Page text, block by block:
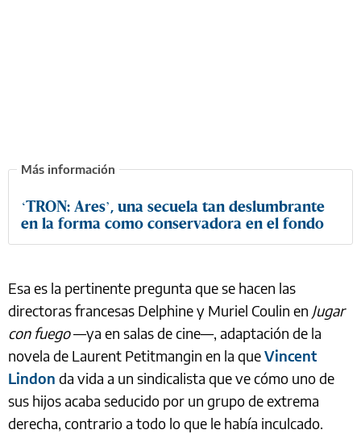
‘TRON: Ares’, una secuela tan deslumbrante
en la forma como conservadora en el fondo
Esa es la pertinente pregunta que se hacen las
directoras francesas Delphine y Muriel Coulin en Jugar
con fuego—ya en salas de cine—, adaptación de la
novela de Laurent Petitmangin en la queVincent
Lindon da vida a un sindicalista que ve cómo uno de
sus hijos acaba seducido por un grupo de extrema
derecha, contrario a todo lo que le había inculcado.